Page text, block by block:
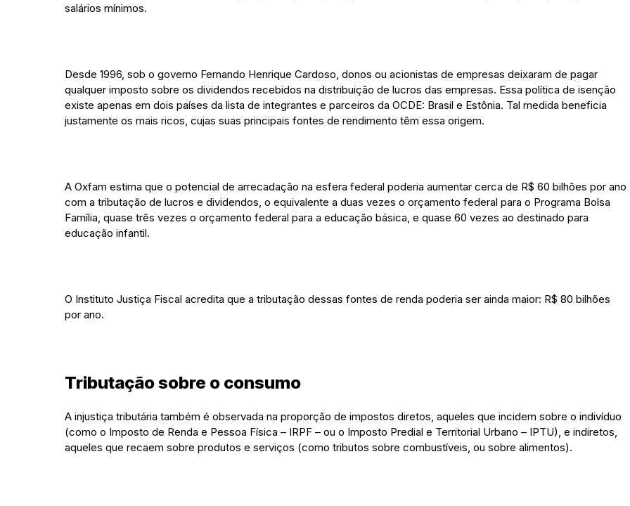
salários mínimos.
Desde 1996, sob o governo Fernando Henrique Cardoso, donos ou acionistas de empresas deixaram de pagar
qualquer imposto sobre os dividendos recebidos na distribuição de lucros das empresas. Essa política de isenção
existe apenas em dois países da lista de integrantes e parceiros da OCDE: Brasil e Estônia. Tal medida beneficia
justamente os mais ricos, cujas suas principais fontes de rendimento têm essa origem.
A Oxfam estima que o potencial de arrecadação na esfera federal poderia aumentar cerca de R$ 60 bilhões por ano
com a tributação de lucros e dividendos, o equivalente a duas vezes o orçamento federal para o Programa Bolsa
Família, quase três vezes o orçamento federal para a educação básica, e quase 60 vezes ao destinado para
educação infantil.
O Instituto Justiça Fiscal acredita que a tributação dessas fontes de renda poderia ser ainda maior: R$ 80 bilhões
por ano.
Tributação sobre o consumo
A injustiça tributária também é observada na proporção de impostos diretos, aqueles que incidem sobre o indivíduo
(como o Imposto de Renda e Pessoa Física – IRPF – ou o Imposto Predial e Territorial Urbano – IPTU), e indiretos,
aqueles que recaem sobre produtos e serviços (como tributos sobre combustíveis, ou sobre alimentos).